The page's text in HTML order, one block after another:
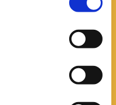
kirchlicher